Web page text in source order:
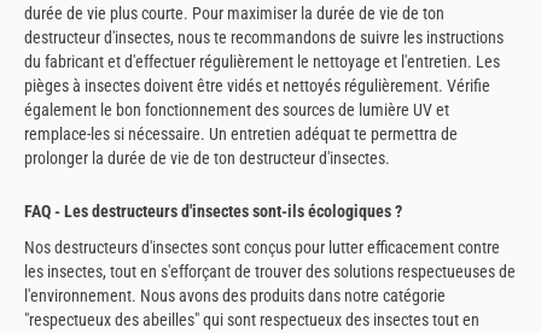
durée de vie plus courte. Pour maximiser la durée de vie de ton
destructeur d'insectes, nous te recommandons de suivre les instructions
du fabricant et d'effectuer régulièrement le nettoyage et l'entretien. Les
pièges à insectes doivent être vidés et nettoyés régulièrement. Vérifie
également le bon fonctionnement des sources de lumière UV et
remplace-les si nécessaire. Un entretien adéquat te permettra de
prolonger la durée de vie de ton destructeur d'insectes.
FAQ - Les destructeurs d'insectes sont-ils écologiques ?
Nos destructeurs d'insectes sont conçus pour lutter efficacement contre
les insectes, tout en s'efforçant de trouver des solutions respectueuses de
l'environnement. Nous avons des produits dans notre catégorie
"respectueux des abeilles" qui sont respectueux des insectes tout en